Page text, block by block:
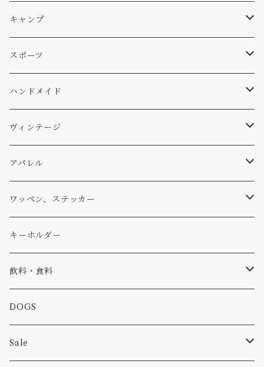
雑貨
ステッカー
バッグ
パンツ
パーカー・トレーナー
アウター
コラボ
食品
サーフ
スキー
A-Frame
DOGS
WEAR
Four My Self
Ten
アメリカ軍払い下げ
...mura
車外
マット、シート
エアフレッシュナー
小物
ヘルメット
キャンプ
ファニチャー
キッチン
スリーピング
小物
コーヒー
焚き火
スポーツ
サーフ
スキー
ハンドメイド
ステッカー
ワッペン
小物
ヴィンテージ
ワッペン
ステッカー
小物
バイク
カー
アパレル
Tシャツ
キャップ、ニット
バッグ
小物
パンツ
ワッペン、ステッカー
ワッペン
ステッカー
ピン
キーホルダー
飲料・食料
コーヒー
食べ物
DOGS
Sale